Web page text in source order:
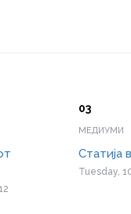
МЕДИУМИ
Статија
Tuesday,